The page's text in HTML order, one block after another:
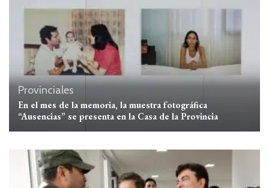
Provinciales
En el mes de la memoria, la muestra fotográfica
“Ausencias” se presenta en la Casa de la Provincia